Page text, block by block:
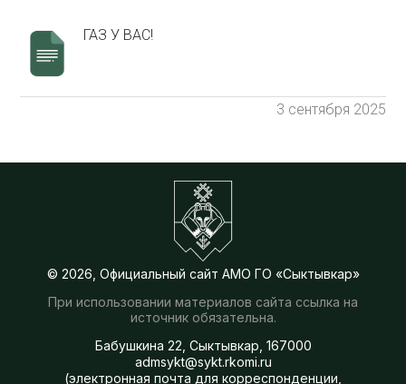
ГАЗ У ВАС!
3 сентября 2025
© 2026, Официальный сайт АМО ГО «Сыктывкар»
При использовании материалов сайта ссылка на
источник обязательна.
Бабушкина 22, Сыктывкар, 167000
admsykt@sykt.rkomi.ru
(электронная почта для корреспонденции,